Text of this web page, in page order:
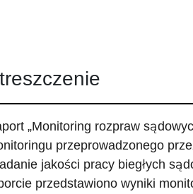
„Monitoring rozpraw
przeprowadzonego
jakości pracy biegłych
przedstawiono wyniki